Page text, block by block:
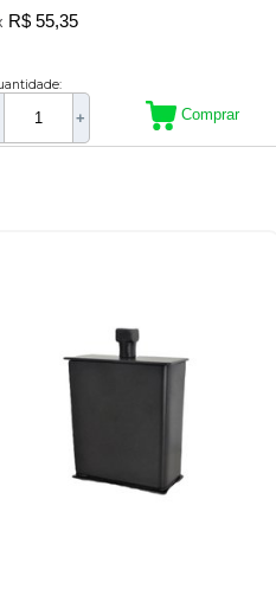
R$ 55,35
+ Comprar